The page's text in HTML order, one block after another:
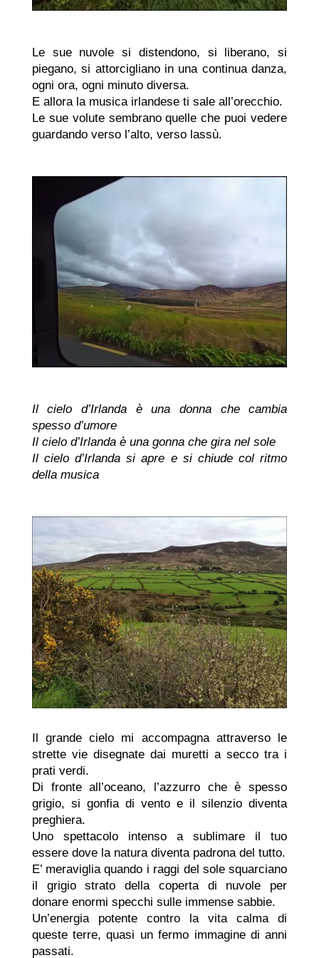
Le sue nuvole si distendono, si liberano, si
piegano, si attorcigliano in una continua danza,
ogni ora, ogni minuto diversa.
E allora la musica irlandese ti sale all’orecchio.
Le sue volute sembrano quelle che puoi vedere
guardando verso l’alto, verso lassù.
Il cielo d’Irlanda è una donna che cambia
spesso d’umore
Il cielo d’Irlanda è una gonna che gira nel sole
Il cielo d’Irlanda si apre e si chiude col ritmo
della musica
Il grande cielo mi accompagna attraverso le
strette vie disegnate dai muretti a secco tra i
prati verdi.
Di fronte all’oceano, l’azzurro che è spesso
grigio, si gonfia di vento e il silenzio diventa
preghiera.
Uno spettacolo intenso a sublimare il tuo
essere dove la natura diventa padrona del tutto.
E’ meraviglia quando i raggi del sole squarciano
il grigio strato della coperta di nuvole per
donare enormi specchi sulle immense sabbie.
Un’energia potente contro la vita calma di
queste terre, quasi un fermo immagine di anni
passati.